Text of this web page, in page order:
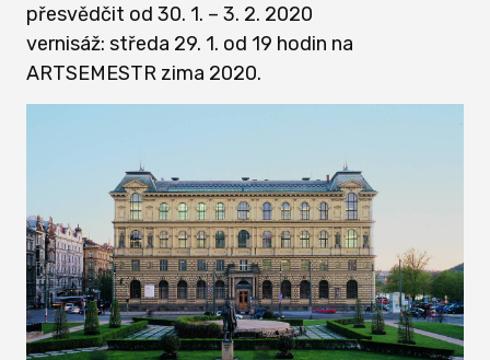
přesvědčit od 30. 1. – 3. 2. 2020
vernisáž: středa 29. 1. od 19 hodin na
ARTSEMESTR zima 2020.